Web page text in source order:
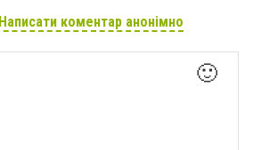
Написати коментар анонімно
🙂